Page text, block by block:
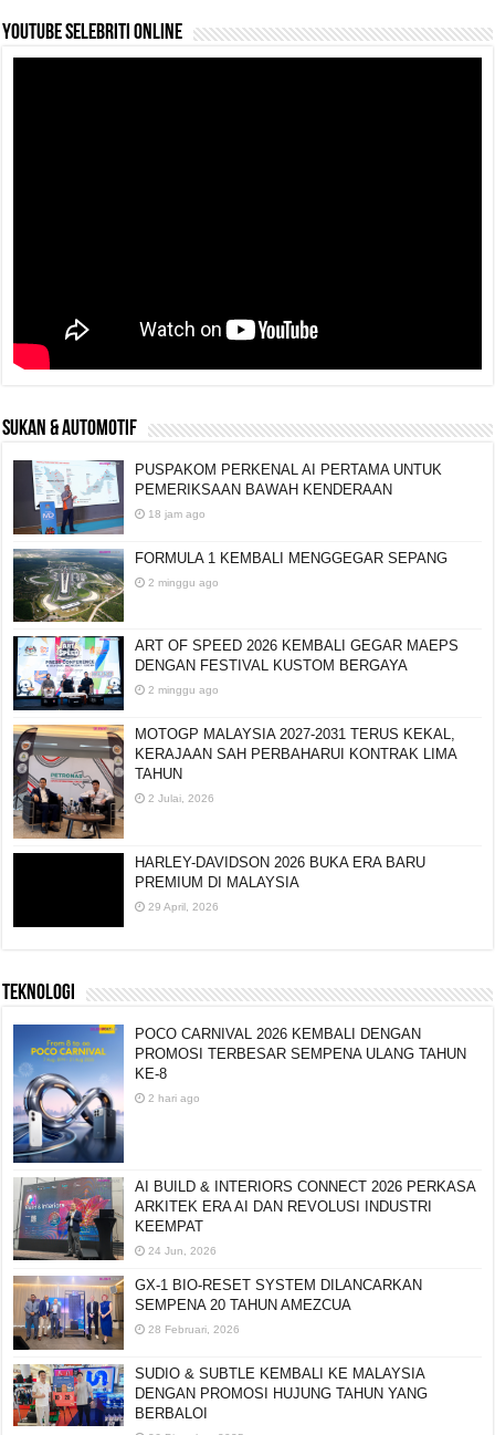
YouTube selebriti online
SUKAN & AUTOMOTIF
PUSPAKOM PERKENAL AI PERTAMA UNTUK
PEMERIKSAAN BAWAH KENDERAAN
18 jam ago
FORMULA 1 KEMBALI MENGGEGAR SEPANG
2 minggu ago
ART OF SPEED 2026 KEMBALI GEGAR MAEPS
DENGAN FESTIVAL KUSTOM BERGAYA
2 minggu ago
MOTOGP MALAYSIA 2027-2031 TERUS KEKAL,
KERAJAAN SAH PERBAHARUI KONTRAK LIMA
TAHUN
2 Julai, 2026
HARLEY-DAVIDSON 2026 BUKA ERA BARU
PREMIUM DI MALAYSIA
29 April, 2026
TEKNOLOGI
POCO CARNIVAL 2026 KEMBALI DENGAN
PROMOSI TERBESAR SEMPENA ULANG TAHUN
KE-8
2 hari ago
AI BUILD & INTERIORS CONNECT 2026 PERKASA
ARKITEK ERA AI DAN REVOLUSI INDUSTRI
KEEMPAT
24 Jun, 2026
GX-1 BIO-RESET SYSTEM DILANCARKAN
SEMPENA 20 TAHUN AMEZCUA
28 Februari, 2026
SUDIO & SUBTLE KEMBALI KE MALAYSIA
DENGAN PROMOSI HUJUNG TAHUN YANG
BERBALOI